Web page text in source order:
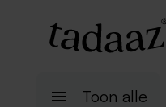
Toon alle